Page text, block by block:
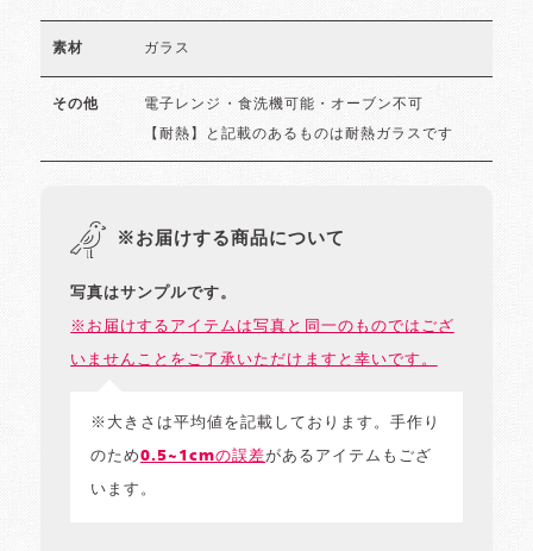
素材 ガラス
その他 電子レンジ・食洗機可能・オーブン不可
【耐熱】と記載のあるものは耐熱ガラスです
※お届けする商品について
写真はサンプルです。
※お届けするアイテムは写真と同一のものではござ
いませんことをご了承いただけますと幸いです。
※大きさは平均値を記載しております。手作り
のため0.5~1cmの誤差があるアイテムもござ
います。